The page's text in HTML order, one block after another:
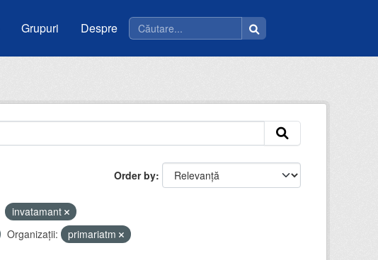
Grupuri Despre
Order by
invatamant
Organizații: primariatm